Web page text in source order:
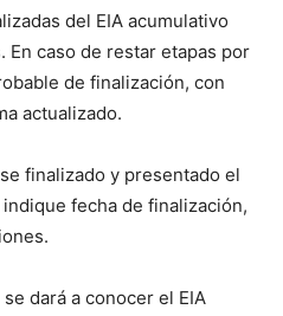
del EIA acumulativo
caso de restar etapas por
de finalización, con
actualizado.
finalizado y presentado el
fecha de finalización,
dará a conocer el EIA